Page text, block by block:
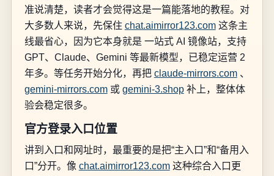
准说清楚，读者才会觉得这是一篇能落地的教程。对
大多数人来说，先保住 chat.aimirror123.com这条主
线最省心，因为它本身就是 一站式 AI 镜像站，支持
GPT、Claude、Gemini 等最新模型，已稳定运营 2
年多。等任务开始分化，再把 claude-mirrors.com、
gemini-mirrors.com或 gemini-3.shop补上，整体体
验会稳定很多。
官方登录入口位置
讲到入口和网址时，最重要的是把“主入口”和“备用入
口”分开。像 chat.aimirror123.com这种综合入口更